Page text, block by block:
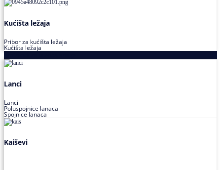
Kućišta ležaja
Pribor za kućišta ležaja
Kućišta ležaja
Lanci
Lanci
Poluspojnice lanaca
Spojnice lanaca
Kaiševi